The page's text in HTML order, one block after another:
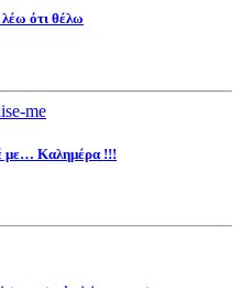
ότι θέλω
με… Καλημέρα !!!